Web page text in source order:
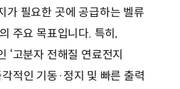
가 필요한 곳에 공급하는 벨류
주요 목표입니다. 특히,
‘고분자 전해질 연료전지
적인 기동·정지 및 빠른 출력